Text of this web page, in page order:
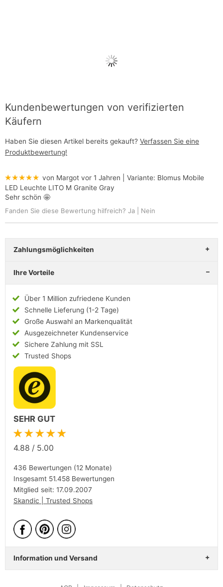
Kundenbewertungen von verifizierten
Käufern
Haben Sie diesen Artikel bereits gekauft? Verfassen Sie eine
Produktbewertung!
★★★★★ von Margot vor 1 Jahren | Variante: Blomus Mobile
LED Leuchte LITO M Granite Gray
Sehr schön 🤩
Fanden Sie diese Bewertung hilfreich? Ja Nein
Zahlungsmöglichkeiten
Ihre Vorteile
Über 1 Million zufriedene Kunden
Schnelle Lieferung (1-2 Tage)
Große Auswahl an Markenqualität
Ausgezeichneter Kundenservice
Sichere Zahlung mit SSL
Trusted Shops
SEHR GUT
★★★★★
4.88 / 5.00
436 Bewertungen (12 Monate)
Insgesamt 51.458 Bewertungen
Mitglied seit: 17.09.2007
Skandic | Trusted Shops
Information und Versand